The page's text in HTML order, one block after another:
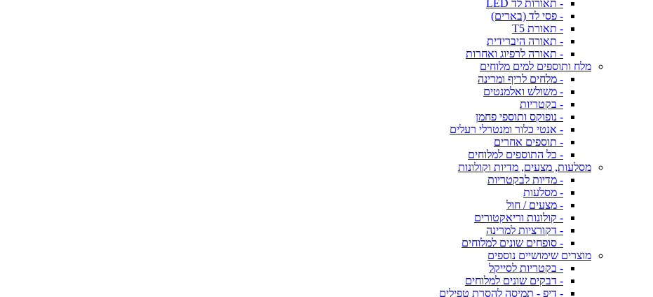
- תאורות לד LED
- פסי לד (בארים)
- תאורת T5
- תאורה היברידית
- תאורה לרפיוג ואחרות
מלח ותוספים למים מלוחים
- מלחים לריף ומרינה
- משולש ואלמנטים
- בקטריות
- נופוקס ותוספי פחמן
- אנטי כלור ומנטרלי רעלים
- תוספים אחרים
- כל התוספים למלוחים
מסלעות, מצעים, מדיות וקולונות
- מדיות לבקטריות
- מסלעות
- מצעים / חול
- קולונות וריאקטורים
- דקורציות למרינה
- סופחים שונים למלוחים
מוצרים שימושיים נוספים
- בקטריות לסייקל
- דבקים שונים למלוחים
- דיפ - תמיסה להסרת טפילים